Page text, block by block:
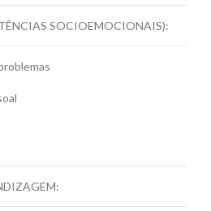
SOCIOEMOCIONAIS):